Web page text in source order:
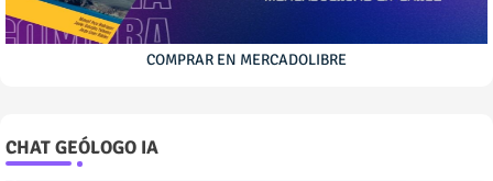
COMPRAR EN MERCADOLIBRE
CHAT GEÓLOGO IA